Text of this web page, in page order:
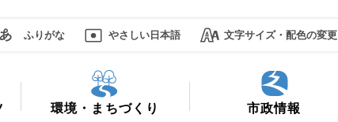
ふりがな やさしい日本語 文字サイズ・配色の変更
環境・まちづくり 市政情報